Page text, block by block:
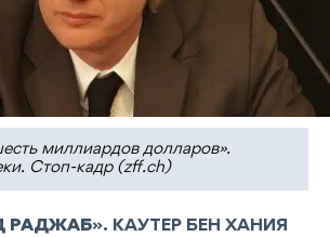
миллиардов долларов».
Стоп-кадр (zff.ch)
РАДЖАБ». КАУТЕР БЕН ХАНИЯ